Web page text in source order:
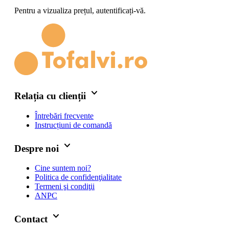
Pentru a vizualiza prețul, autentificați-vă.
Relația cu clienții keyboard_arrow_down
Întrebări frecvente
Instrucțiuni de comandă
Despre noi keyboard_arrow_down
Cine suntem noi?
Politica de confidenţialitate
Termeni şi condiţii
ANPC
Contact keyboard_arrow_down